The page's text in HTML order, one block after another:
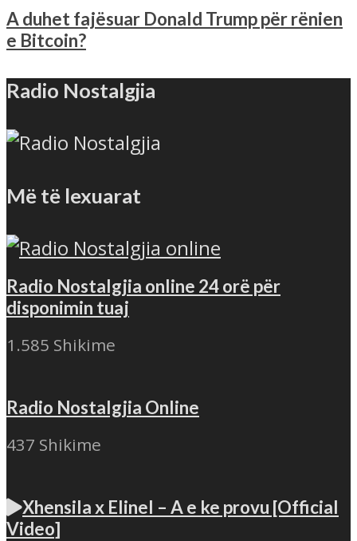
A duhet fajësuar Donald Trump për rënien
e Bitcoin?
Radio Nostalgjia
Më të lexuarat
Radio Nostalgjia online 24 orë për
disponimin tuaj
1.585 Shikime
Radio Nostalgjia Online
437 Shikime
Xhensila x Elinel – A e ke provu [Official
Video]